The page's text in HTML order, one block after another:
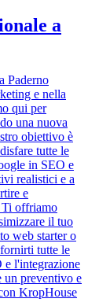
a
Paderno
e nella
qui per
una nuova
obiettivo è
tutte le
in SEO e
realistici e a
e
Ti offriamo
il tuo
web starter o
tutte le
e l'integrazione
un preventivo e
KropHouse